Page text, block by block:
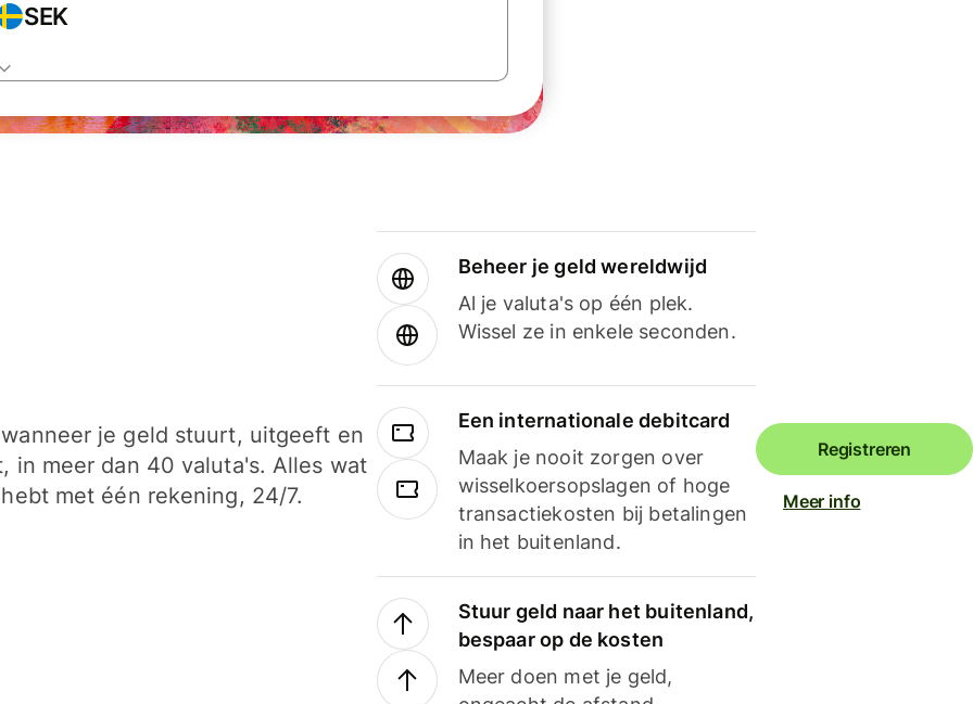
SEK
je geld stuurt, uitgeeft en
in meer dan 40 valuta's. Alles wat
met één rekening, 24/7.
Beheer je geld wereldwijd
Al je valuta's op één plek.
Wissel ze in enkele seconden.
Een internationale debitcard
Maak je nooit zorgen over
wisselkoersopslagen of hoge
transactiekosten bij betalingen
in het buitenland.
Stuur geld naar het buitenland,
bespaar op de kosten
Meer doen met je geld,
Registreren
Meer info